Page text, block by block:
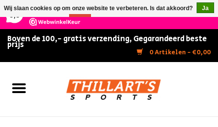
147 Reviews ×
Boven de 100,- gratis verzending, Gegarandeerd beste
prijs
0 Artikelen - €0,00
Home
Wij slaan cookies op om onze website te verbeteren. Is dat akkoord?
Ja
Nee